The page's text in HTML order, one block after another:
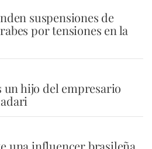
suspensiones de
por tensiones en la
un hijo del empresario
una influencer brasileña